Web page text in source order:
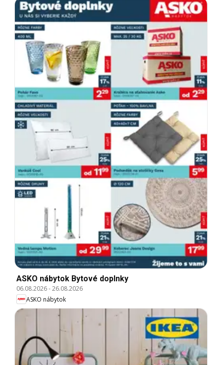
ASKO nábytok Bytové doplnky
06.08.2026-26.08.2026
ASKO nábytok